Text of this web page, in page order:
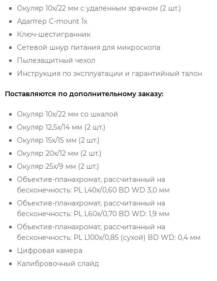
Окуляр 10x/22 мм с удаленным зрачком (2 шт.)
Адаптер C-mount 1х
Ключ-шестигранник
Сетевой шнур питания для микроскопа
Пылезащитный чехол
Инструкция по эксплуатации и гарантийный талон
Поставляются по дополнительному заказу:
Окуляр 10х/22 мм со шкалой
Окуляр 12,5x/14 мм (2 шт.)
Окуляр 15х/15 мм (2 шт.)
Окуляр 20х/12 мм (2 шт.)
Окуляр 25х/9 мм (2 шт.)
Объектив-планахромат, рассчитанный на
бесконечность: PL L40х/0,60 BD WD 3,0 мм
Объектив-планахромат, рассчитанный на
бесконечность: PL L60x/0,70 BD WD: 1,9 мм
Объектив-планахромат, рассчитанный на
бесконечность: PL L100х/0,85 (сухой) BD WD: 0,4 мм
Цифровая камера
Калибровочный слайд